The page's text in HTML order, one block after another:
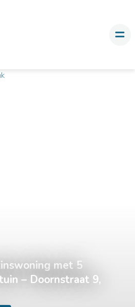
met 5
– Doornstraat 9,